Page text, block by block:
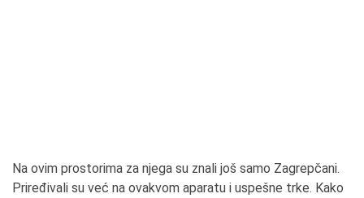
Na ovim prostorima za njega su znali još samo Zagrepčani.
Priređivali su već na ovakvom aparatu i uspešne trke. Kako